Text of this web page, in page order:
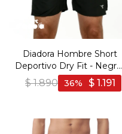
Diadora Hombre Short
Deportivo Dry Fit - Negro-
Negro
$ 1.890 $ 1.191
36